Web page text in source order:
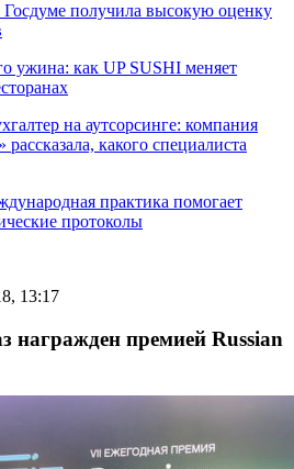
получила высокую оценку
ужина: как UP SUSHI меняет
на аутсорсинге: компания
какого специалиста
практика помогает
протоколы
13:17
награжден премией Russian